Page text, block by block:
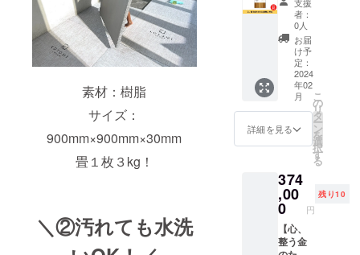
素材：樹脂
サイズ：
900mm×900mm×30mm
畳１枚３kg！
＼②汚れても水洗
内容：
畳10枚
(5帖分)
■縁畳-
Enjoy-
畳1枚
(0.5
帖)3kg
素材：
樹脂 サ
イズ：
900mm
m×30m
m カ
ラー：
26色か
らお選
びいた
し半
帖)】 金
のたた
みを半
帖お届
けしま
す。 お
届け内
容：半
帖 ■金
の畳(縁
材：和
紙 ※こ
ちらは
縁畳と
違い、
屋外で
支援
者：
0人
お届
け予
定：
2024
年02
月
詳細を見る
こ
の
リ
タ
ー
ン
を
選
択
す
る
374
,00
0 円
残り10
【心、
整う金